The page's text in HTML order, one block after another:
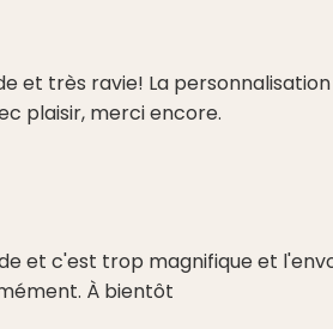
et très ravie! La
plaisir, merci encore.
et c'est trop magnifique et
À bientôt